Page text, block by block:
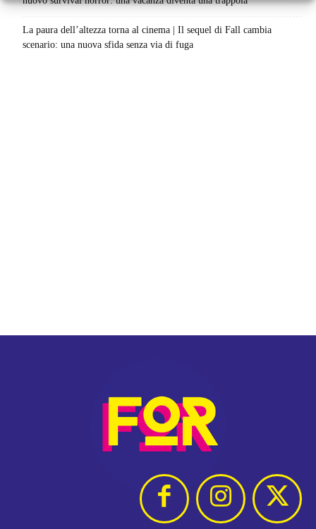
La paura dell’altezza torna al cinema | Il sequel di Fall cambia
scenario: una nuova sfida senza via di fuga